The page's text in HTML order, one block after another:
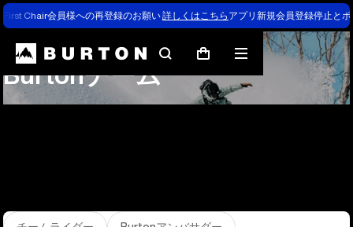
First Chair会員様への再登録のお願い詳しくはこちら アプリ新規会員登録停止と
検
索
カ
ー
ト
メ
ニ
ュ
Burtonチーム